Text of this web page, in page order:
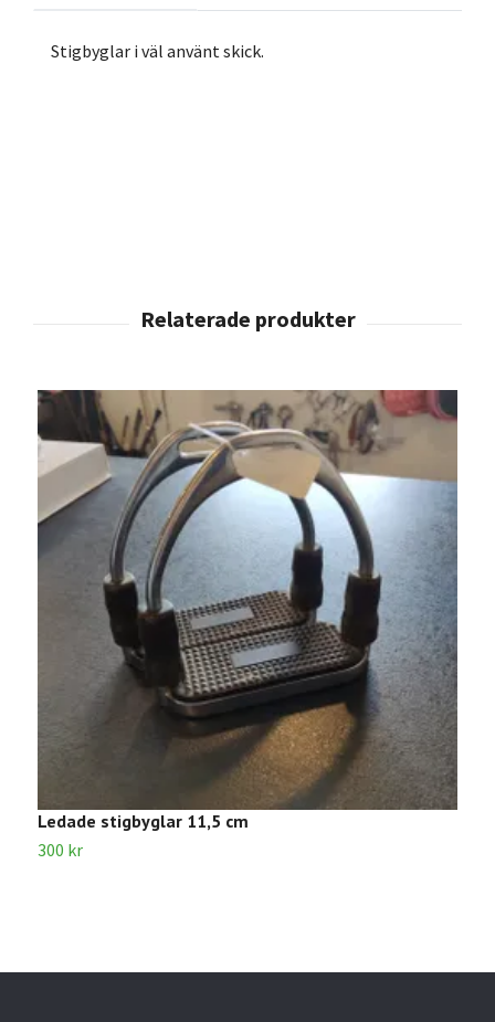
Stigbyglar i väl använt skick.
Ledade stigbyglar 11,5 cm
300 kr